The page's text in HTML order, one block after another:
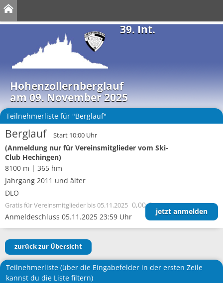
39. Int.
Hohenzollernberglauf
am 09. November 2025
Teilnehmerliste für "Berglauf"
Berglauf Start 10:00 Uhr
(Anmeldung nur für Vereinsmitglieder vom Ski-
Club Hechingen)
8100 m | 365 hm
Jahrgang 2011 und älter
DLO
Gratis für Vereinsmitglieder bis 05.11.2025 0,00 €
Anmeldeschluss 05.11.2025 23:59 Uhr
jetzt anmelden
zurück zur Übersicht
Teilnehmerliste (über die Eingabefelder in der ersten Zeile
kannst du die Liste filtern)